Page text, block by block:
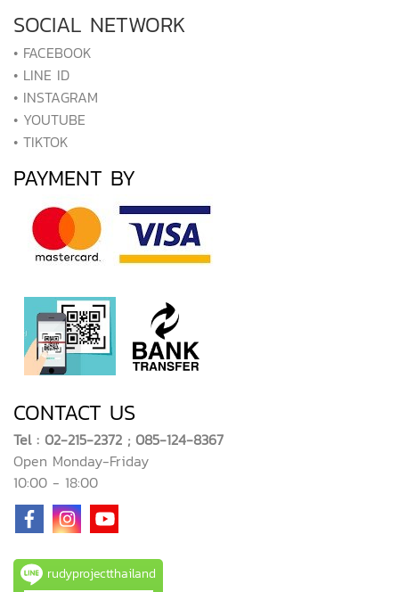
SOCIAL NETWORK
• FACEBOOK
• LINE ID
• INSTAGRAM
• YOUTUBE
• TIKTOK
PAYMENT BY
CONTACT US
Tel : 02-215-2372 ; 085-124-8367
Open Monday-Friday
10:00 - 18:00
rudyprojectthailand